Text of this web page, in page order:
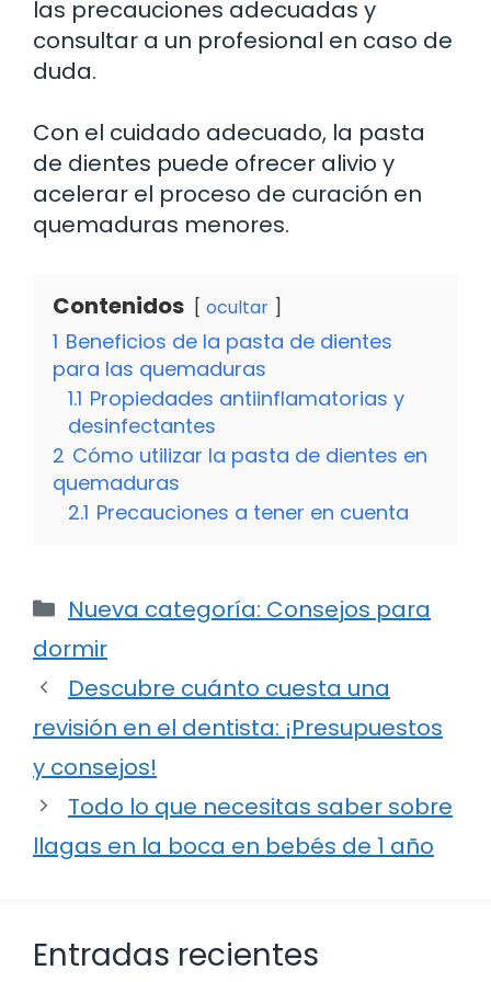
las precauciones adecuadas y
consultar a un profesional en caso de
duda.
Con el cuidado adecuado, la pasta
de dientes puede ofrecer alivio y
acelerar el proceso de curación en
quemaduras menores.
Contenidos ocultar
1 Beneficios de la pasta de dientes
para las quemaduras
1.1 Propiedades antiinflamatorias y
desinfectantes
2 Cómo utilizar la pasta de dientes en
quemaduras
2.1 Precauciones a tener en cuenta
Categorías
Nueva categoría: Consejos para
dormir
Descubre cuánto cuesta una
revisión en el dentista: ¡Presupuestos
y consejos!
Todo lo que necesitas saber sobre
llagas en la boca en bebés de 1 año
Entradas recientes